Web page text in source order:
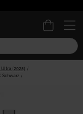
(2025)
Schwarz